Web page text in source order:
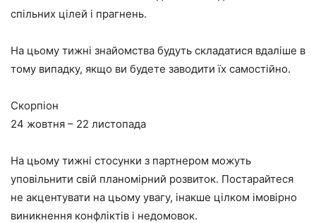
спільних цілей і прагнень.
На цьому тижні знайомства будуть складатися вдаліше в
тому випадку, якщо ви будете заводити їх самостійно.
Скорпіон
24 жовтня – 22 листопада
На цьому тижні стосунки з партнером можуть
уповільнити свій планомірний розвиток. Постарайтеся
не акцентувати на цьому увагу, інакше цілком імовірно
виникнення конфліктів і недомовок.